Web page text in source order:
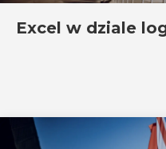
Excel w dziale